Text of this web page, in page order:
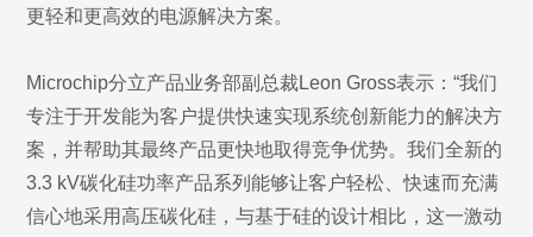
更轻和更高效的电源解决方案。
Microchip分立产品业务部副总裁Leon Gross表示：“我们
专注于开发能为客户提供快速实现系统创新能力的解决方
案，并帮助其最终产品更快地取得竞争优势。我们全新的
3.3 kV碳化硅功率产品系列能够让客户轻松、快速而充满
信心地采用高压碳化硅，与基于硅的设计相比，这一激动